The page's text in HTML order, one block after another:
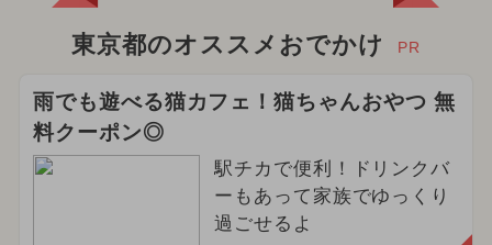
東京都のオススメおでかけ PR
雨でも遊べる猫カフェ！猫ちゃんおやつ 無
料クーポン◎
駅チカで便利！ドリンクバ
ーもあって家族でゆっくり
過ごせるよ